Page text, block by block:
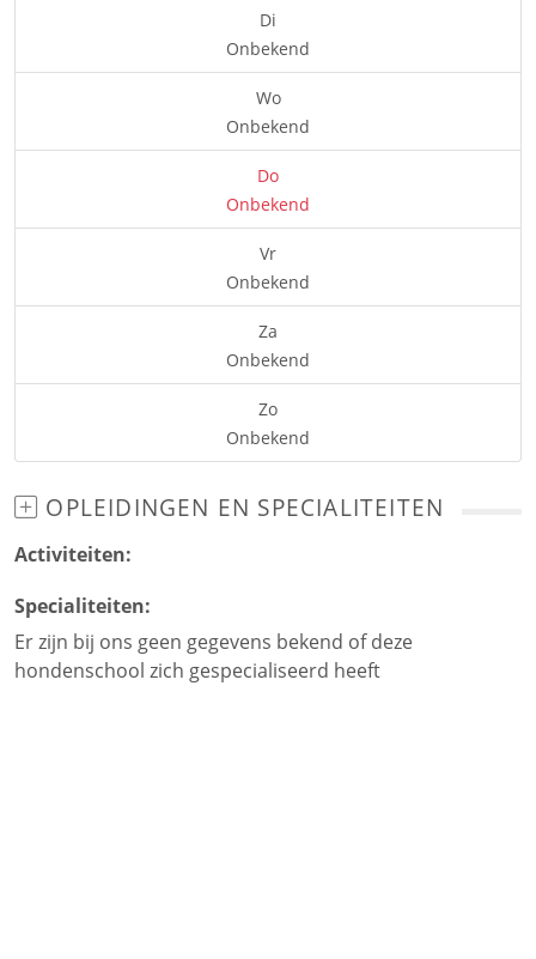
Di
Onbekend
Wo
Onbekend
Do
Onbekend
Vr
Onbekend
Za
Onbekend
Zo
Onbekend
OPLEIDINGEN EN SPECIALITEITEN
Activiteiten:
Specialiteiten:
Er zijn bij ons geen gegevens bekend of deze
hondenschool zich gespecialiseerd heeft